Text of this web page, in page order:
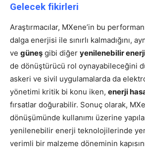
Gelecek fikirleri
Araştırmacılar, MXene’in bu
dalga enerjisi ile sınırlı kalmadığını,
ve güneş gibi diğer yenilenebilir
de dönüştürücü rol oynayabileceğini
askeri ve sivil uygulamalarda da
yönetimi kritik bi konu iken, enerji
fırsatlar doğurabilir. Sonuç olarak,
dönüşümünde kullanımı üzerine
yenilenebilir enerji teknolojilerinde
verimli bir malzeme döneminin